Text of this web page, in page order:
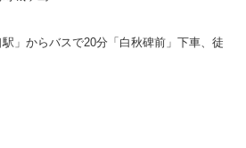
」からバスで20分「白秋碑前」下車、徒